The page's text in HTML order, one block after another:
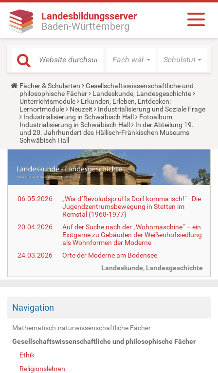
Landesbildungsserver
Baden-Württemberg
Fach wählen Schulstufe
Y
o
u
a
r
e
h
e
r
Fächer & Schularten
Gesellschaftswissenschaftliche und
philosophische Fächer
Landeskunde, Landesgeschichte
Unterrichtsmodule
Erkunden, Erleben, Entdecken:
Lernortmodule
Neuzeit
Industrialisierung und Soziale Frage
Industrialisierung in Schwäbisch Hall
Fotoalbum
Industrialisierung in Schwäbisch Hall
In der Abteilung 19.
und 20. Jahrhundert des Hällisch-Fränkischen Museums
Schwäbisch Hall
06.05.2026
„Wia d´Revoludsjo uffs Dorf komma isch!“ - Die
Jugendzentrumsbewegung in Stetten im
Remstal (1968-1977)
20.04.2026
Auf der Suche nach der „Wohnmaschine“ – ein
Exitgame zu Gebäuden der Weißenhofsiedlung
als Wohnformen der Moderne
24.03.2026
Orte der Moderne am Bodensee
Landeskunde, Landesgeschichte
Navigation
Mathematisch-naturwissenschaftliche Fächer
Gesellschaftswissenschaftliche und philosophische Fächer
Ethik
Religionslehren